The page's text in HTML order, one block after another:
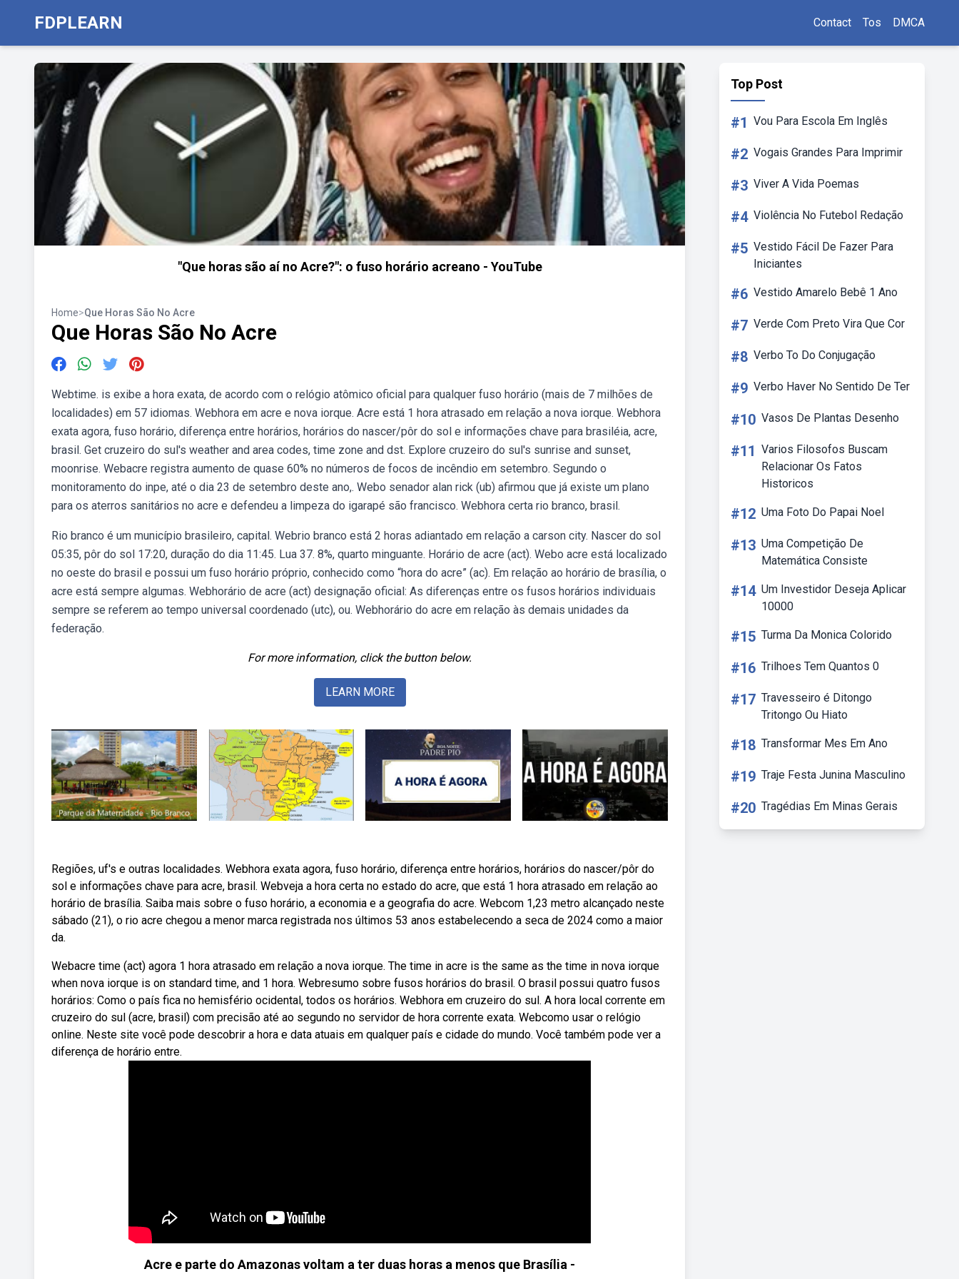
FDPLEARN Contact Tos DMCA
"Que horas são aí no Acre?": o fuso horário acreano - YouTube
Home>Que Horas São No Acre
Que Horas São No Acre
Webtime. is exibe a hora exata, de acordo com o relógio atômico oficial para qualquer fuso horário (mais de 7 milhões de
localidades) em 57 idiomas. Webhora em acre e nova iorque. Acre está 1 hora atrasado em relação a nova iorque. Webhora
exata agora, fuso horário, diferença entre horários, horários do nascer/pôr do sol e informações chave para brasiléia, acre,
brasil. Get cruzeiro do sul's weather and area codes, time zone and dst. Explore cruzeiro do sul's sunrise and sunset,
moonrise. Webacre registra aumento de quase 60% no números de focos de incêndio em setembro. Segundo o
monitoramento do inpe, até o dia 23 de setembro deste ano,. Webo senador alan rick (ub) afirmou que já existe um plano
para os aterros sanitários no acre e defendeu a limpeza do igarapé são francisco. Webhora certa rio branco, brasil.
Rio branco é um município brasileiro, capital. Webrio branco está 2 horas adiantado em relação a carson city. Nascer do sol
05:35, pôr do sol 17:20, duração do dia 11:45. Lua 37. 8%, quarto minguante. Horário de acre (act). Webo acre está localizado
no oeste do brasil e possui um fuso horário próprio, conhecido como “hora do acre” (ac). Em relação ao horário de brasília, o
acre está sempre algumas. Webhorário de acre (act) designação oficial: As diferenças entre os fusos horários individuais
sempre se referem ao tempo universal coordenado (utc), ou. Webhorário do acre em relação às demais unidades da
federação.
For more information, click the button below.
LEARN MORE
Regiões, uf's e outras localidades. Webhora exata agora, fuso horário, diferença entre horários, horários do nascer/pôr do
sol e informações chave para acre, brasil. Webveja a hora certa no estado do acre, que está 1 hora atrasado em relação ao
horário de brasília. Saiba mais sobre o fuso horário, a economia e a geografia do acre. Webcom 1,23 metro alcançado neste
sábado (21), o rio acre chegou a menor marca registrada nos últimos 53 anos estabelecendo a seca de 2024 como a maior
da.
Webacre time (act) agora 1 hora atrasado em relação a nova iorque. The time in acre is the same as the time in nova iorque
when nova iorque is on standard time, and 1 hora. Webresumo sobre fusos horários do brasil. O brasil possui quatro fusos
horários: Como o país fica no hemisfério ocidental, todos os horários. Webhora em cruzeiro do sul. A hora local corrente em
cruzeiro do sul (acre, brasil) com precisão até ao segundo no servidor de hora corrente exata. Webcomo usar o relógio
online. Neste site você pode descobrir a hora e data atuais em qualquer país e cidade do mundo. Você também pode ver a
diferença de horário entre.
Acre e parte do Amazonas voltam a ter duas horas a menos que Brasília -
Top Post
#1 Vou Para Escola Em Inglês
#2 Vogais Grandes Para Imprimir
#3 Viver A Vida Poemas
#4 Violência No Futebol Redação
#5 Vestido Fácil De Fazer Para
Iniciantes
#6 Vestido Amarelo Bebê 1 Ano
#7 Verde Com Preto Vira Que Cor
#8 Verbo To Do Conjugação
#9 Verbo Haver No Sentido De Ter
#10 Vasos De Plantas Desenho
#11 Varios Filosofos Buscam
Relacionar Os Fatos
Historicos
#12 Uma Foto Do Papai Noel
#13 Uma Competição De
Matemática Consiste
#14 Um Investidor Deseja Aplicar
10000
#15 Turma Da Monica Colorido
#16 Trilhoes Tem Quantos 0
#17 Travesseiro é Ditongo
Tritongo Ou Hiato
#18 Transformar Mes Em Ano
#19 Traje Festa Junina Masculino
#20 Tragédias Em Minas Gerais